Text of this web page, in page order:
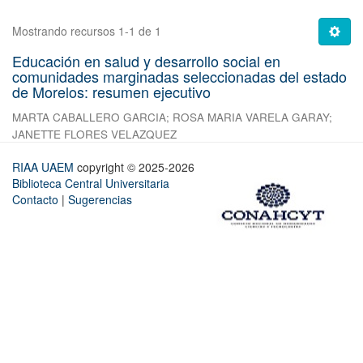
Mostrando recursos 1-1 de 1
Educación en salud y desarrollo social en
comunidades marginadas seleccionadas del estado
de Morelos: resumen ejecutivo
MARTA CABALLERO GARCIA; ROSA MARIA VARELA GARAY;
JANETTE FLORES VELAZQUEZ
RIAA UAEM copyright © 2025-2026
Biblioteca Central Universitaria
Contacto | Sugerencias